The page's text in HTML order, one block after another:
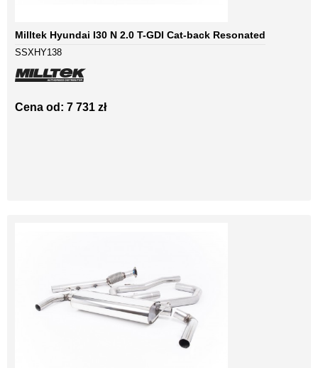
Milltek Hyundai I30 N 2.0 T-GDI Cat-back Resonated
SSXHY138
Cena od: 7 731 zł